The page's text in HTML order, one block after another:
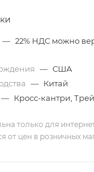
— 22% НДС можно
— США
— Китай
— Кросс-кантри,
только для
от цен в розничных